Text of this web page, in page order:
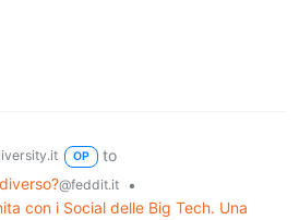
OP
to
@feddit.it
•
con i Social delle Big Tech. Una